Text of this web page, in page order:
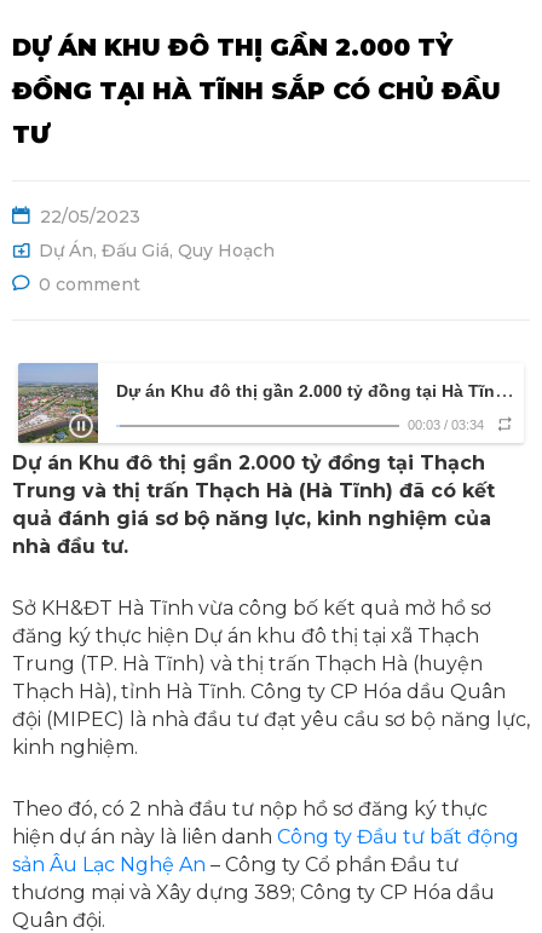
DỰ ÁN KHU ĐÔ THỊ GẦN 2.000 TỶ
ĐỒNG TẠI HÀ TĨNH SẮP CÓ CHỦ ĐẦU
TƯ
22/05/2023
Dự Án, Đấu Giá, Quy Hoạch
0 comment
Dự án Khu đô thị gần 2.000 tỷ đồng tại Hà Tĩnh sắp có chủ đầu tư
00:03 / 03:34
Dự án Khu đô thị gần 2.000 tỷ đồng tại Thạch
Trung và thị trấn Thạch Hà (Hà Tĩnh) đã có kết
quả đánh giá sơ bộ năng lực, kinh nghiệm của
nhà đầu tư.
Sở KH&ĐT Hà Tĩnh vừa công bố kết quả mở hồ sơ
đăng ký thực hiện Dự án khu đô thị tại xã Thạch
Trung (TP. Hà Tĩnh) và thị trấn Thạch Hà (huyện
Thạch Hà), tỉnh Hà Tĩnh. Công ty CP Hóa dầu Quân
đội (MIPEC) là nhà đầu tư đạt yêu cầu sơ bộ năng lực,
kinh nghiệm.
Theo đó, có 2 nhà đầu tư nộp hồ sơ đăng ký thực
hiện dự án này là liên danh Công ty Đầu tư bất động
sản Âu Lạc Nghệ An – Công ty Cổ phần Đầu tư
thương mại và Xây dựng 389; Công ty CP Hóa dầu
Quân đội.